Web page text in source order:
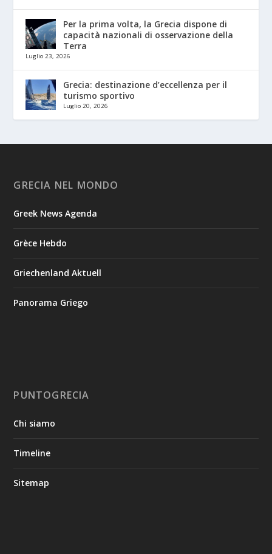
Per la prima volta, la Grecia dispone di
capacità nazionali di osservazione della
Terra
Luglio 23, 2026
Grecia: destinazione d’eccellenza per il
turismo sportivo
Luglio 20, 2026
GRECIA NEL MONDO
Greek News Agenda
Grèce Hebdo
Griechenland Aktuell
Panorama Griego
PUNTOGRECIA
Chi siamo
Timeline
Sitemap